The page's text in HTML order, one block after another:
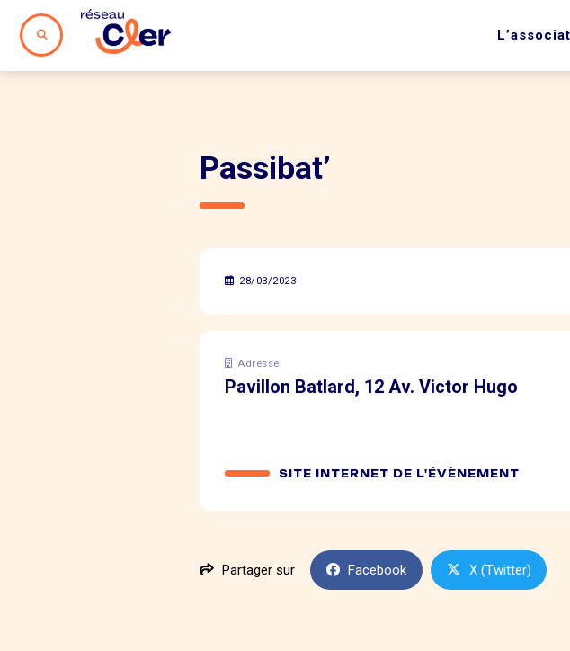
Passibat’
28/03/2023
Adresse
Pavillon Batlard, 12 Av. Victor Hugo
SITE INTERNET DE L'ÉVÈNEMENT
Partager sur Facebook X (Twitter)